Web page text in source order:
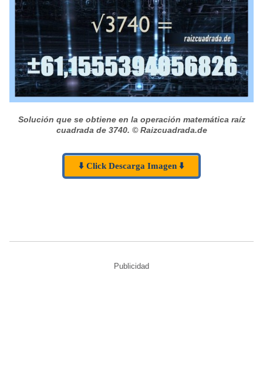
Solución que se obtiene en la operación matemática raíz
cuadrada de 3740. © Raizcuadrada.de
⬇️ Click Descarga Imagen ⬇️
Publicidad